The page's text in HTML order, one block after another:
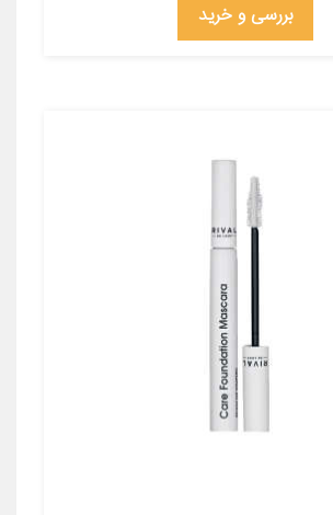
بررسی و خرید